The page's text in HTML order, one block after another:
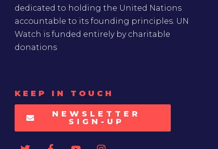
dedicated to holding the United Nations
accountable to its founding principles. UN
Watch is funded entirely by charitable
donations
KEEP IN TOUCH
NEWSLETTER
SIGN-UP